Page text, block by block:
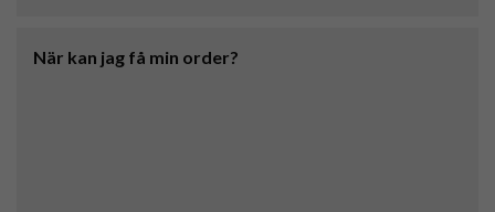
När kan jag få min order?